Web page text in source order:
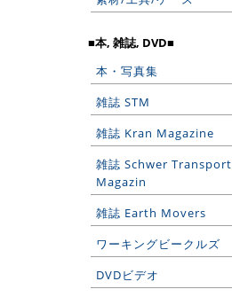
■本, 雑誌, DVD■
本・写真集
雑誌 STM
雑誌 Kran Magazine
雑誌 Schwer Transport
Magazin
雑誌 Earth Movers
ワーキングビークルズ
DVDビデオ